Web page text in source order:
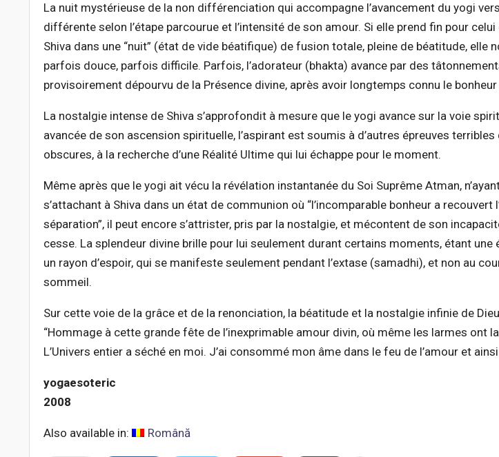
La nuit mystérieuse de la non différenciation qui accompagne l’avancement du yogi
différente selon l’étape parcourue et l’intensité de son amour. Si elle prend fin pour
Shiva dans une “nuit” (état de vide béatifique) de fusion totale, pleine de béatitude, elle
parfois douce, parfois difficile. Parfois, l’adorateur (bhakta) avance par des
provisoirement dépourvu de la Présence divine, après avoir longtemps connu le
La nostalgie intense de Shiva s’approfondit à mesure que le yogi avance sur la voie
avancée de son ascension spirituelle, l’aspirant est soumis à d’autres épreuves terribles
obscures, à la recherche d’une Réalité Ultime qui lui échappe pour le moment.
Même après que le yogi ait vécu la révélation instantanée du Soi Suprême Atman,
s’attachant à Shiva dans un état de communion où “l’incomparable bonheur a recouvert
séparation”, il peut encore s’attrister, pris par la nostalgie, et mécontent de son
cesse. La splendeur divine brille pour lui seulement durant certains moments, étant
un rayon d’espoir, qui se manifeste seulement pendant l’extase (samadhi), et non au
sommeil.
Sur cette voie de la grâce et de la renonciation, la béatitude et la nostalgie infinie de
“Hommage à cette grande fête de l’inexprimable amour divin, où même les larmes ont
L’Univers entier a séché en moi. J’ai consommé mon âme dans le feu de l’amour et
yogaesoteric
2008
Also available in: Română